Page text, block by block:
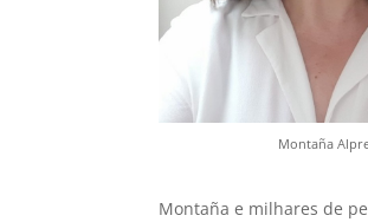
Montaña
Montaña e milhares de